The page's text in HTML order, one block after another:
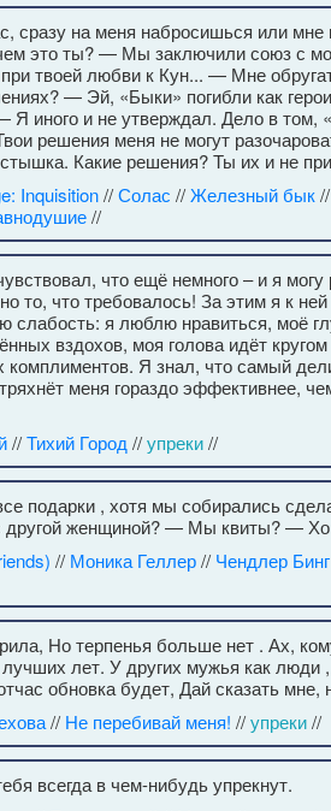
сразу на меня набросишься или мне
это ты? — Мы заключили союз с
твоей любви к Кун... — Мне
— Эй, «Быки» погибли как
Я иного и не утверждал. Дело в
решения меня не могут
Какие решения? Ты их и не
Inquisition//Солас //Железный бык
//
что ещё немного – и я могу
то, что требовалось! За этим я к
слабость: я люблю нравиться, моё
вздохов, моя голова идёт
комплиментов. Я знал, что самый
меня гораздо эффективнее,
//Тихий Город //упреки//
подарки , хотя мы собирались
другой женщиной? — Мы квиты? —
// Моника Геллер// Чендлер Бинг
Но терпенья больше нет . Ах,
лет. У других мужья как
обновка будет, Дай сказать мне,
// Не перебивай меня! //упреки//
всегда в чем-нибудь упрекнут.